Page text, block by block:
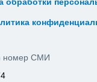
обработки
номер СМИ